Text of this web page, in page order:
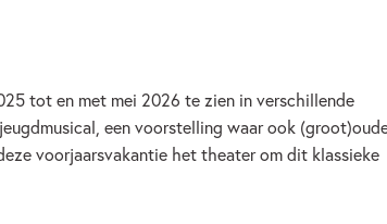
tot en met mei 2026 te zien in verschillende
een voorstelling waar ook
voorjaarsvakantie het theater om dit klassieke